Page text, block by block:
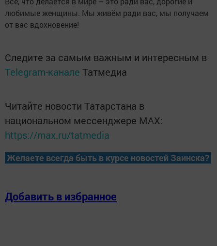
любимые женщины. Мы живём ради вас, мы получаем
от вас вдохновение!
Следите за самым важным и интересным в
Telegram-канале Татмедиа
Читайте новости Татарстана в
национальном мессенджере MАХ:
https://max.ru/tatmedia
Желаете всегда быть в курсе новостей Заинска?
Добавить в избранное